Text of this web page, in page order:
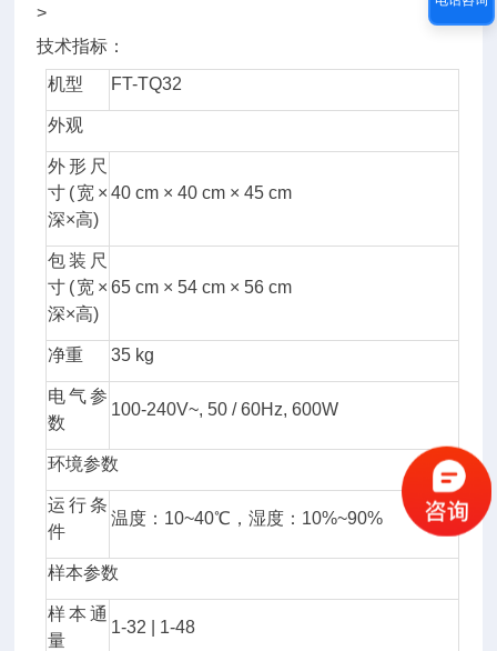
技术指标：
机型
FT-TQ32
外观
外形尺
寸(宽×
深×高)
40 cm × 40 cm × 45 cm
包装尺
寸(宽×
深×高)
65 cm × 54 cm × 56 cm
净重 35 kg
电气参
数
100-240V~, 50 / 60Hz, 600W
环境参数
运行条
件
温度：10~40℃，湿度：10%~90%
样本参数
样本通
量
1-32 | 1-48